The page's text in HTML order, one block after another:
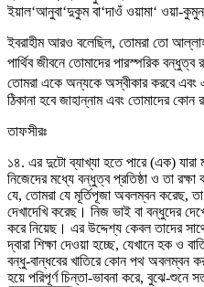
ইয়াল‘আনুবা‘দুকুম বা‘দাওঁ ওয়ামা‘ ওয়া-
ইবরাহীম আরও বলেছিল, তোমরা তো
পার্থিব জীবনে তোমাদের পারস্পরিক বন্ধুত্ব
তোমরা একে অন্যকে অস্বীকার করবে
ঠিকানা হবে জাহান্নাম এবং তোমাদের কোন
তাফসীরঃ
১৪. এর দুটো ব্যাখ্যা হতে পারে (এক) যারা
নিজেদের মধ্যে বন্ধুত্ব প্রতিষ্ঠা ও তা
যে, তোমরা যে মূর্তিপূজা অবলম্বন করেছ,
দেখাদেখি করেছ। নিজ ভাই বা বন্ধুদের
করে নিয়েছ। এর উদ্দেশ্য কেবল তাদের
দ্বারা শিক্ষা দেওয়া হচ্ছে, যেখানে হক ও
বন্ধু-বান্ধবের খাতিরে কোন পথ অবলম্বন
হয়ে পরিপূর্ণ চিন্তা-ভাবনা করে, বুঝে-